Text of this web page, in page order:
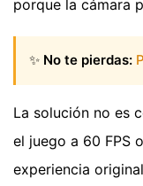
porque la cámara
✨ No te pierdas:
La solución no es
el juego a 60 FPS
experiencia